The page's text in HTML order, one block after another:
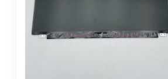
Compatibele productlijn
Garantie termijn